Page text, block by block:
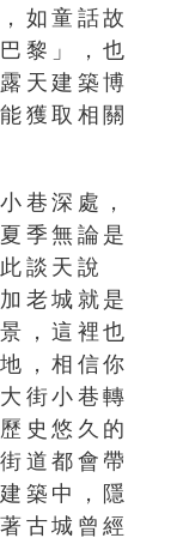
如童話故
黎」，也
天建築博
獲取相關
巷深處，
季無論是
談天說
老城就是
，這裡也
，相信你
街小巷轉
史悠久的
道都會帶
築中，隱
古城曾經